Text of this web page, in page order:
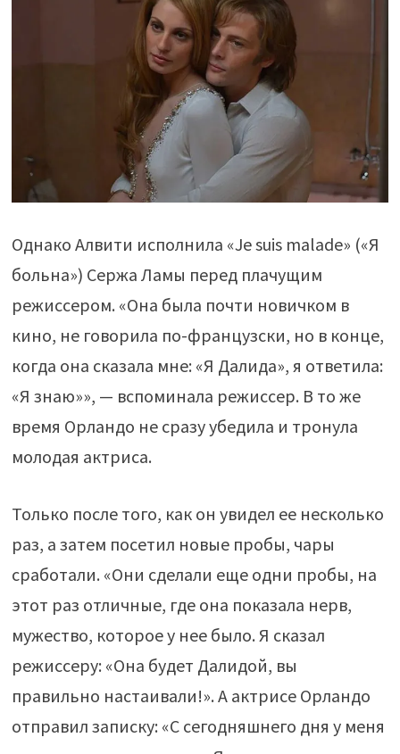
Однако Алвити исполнила «Je suis malade» («Я
больна») Сержа Ламы перед плачущим
режиссером. «Она была почти новичком в
кино, не говорила по-французски, но в конце,
когда она сказала мне: «Я Далида», я ответила:
«Я знаю»», — вспоминала режиссер. В то же
время Орландо не сразу убедила и тронула
молодая актриса.
Только после того, как он увидел ее несколько
раз, а затем посетил новые пробы, чары
сработали. «Они сделали еще одни пробы, на
этот раз отличные, где она показала нерв,
мужество, которое у нее было. Я сказал
режиссеру: «Она будет Далидой, вы
правильно настаивали!». А актрисе Орландо
отправил записку: «С сегодняшнего дня у меня